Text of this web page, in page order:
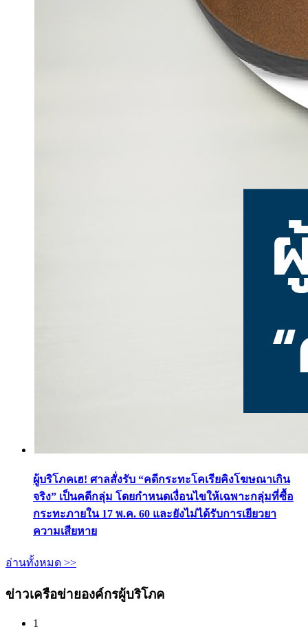
ผู้บริโภคเฮ! ศาลสั่งรับ “คดีกระทะโคเรียคิงโฆษณาเกิน
จริง” เป็นคดีกลุ่ม โดยกำหนดเงื่อนไขให้เฉพาะกลุ่มที่ซื้อ
กระทะภายใน 17 พ.ค. 60 และยังไม่ได้รับการเยียวยา
ความเสียหาย
อ่านทั้งหมด >>
ข่าวเครือข่ายองค์กรผู้บริโภค
1